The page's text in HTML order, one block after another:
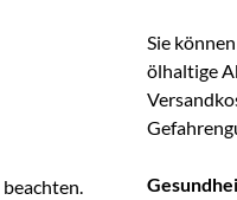
Sie
ölhaltige